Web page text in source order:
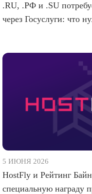
.RU, .РФ и .SU
через Госуслуги: что
5 ИЮНЯ 2026
HostFly и Рейтинг
специальную награду